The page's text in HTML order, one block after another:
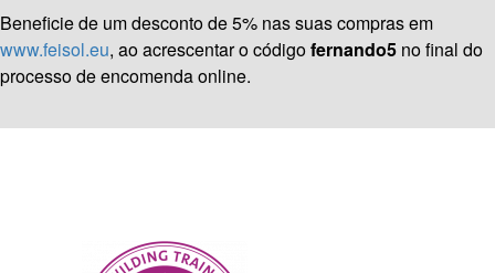
Beneficie de um desconto de 5% nas suas compras em
www.feisol.eu, ao acrescentar o códigofernando5 no final do
processo de encomenda online.